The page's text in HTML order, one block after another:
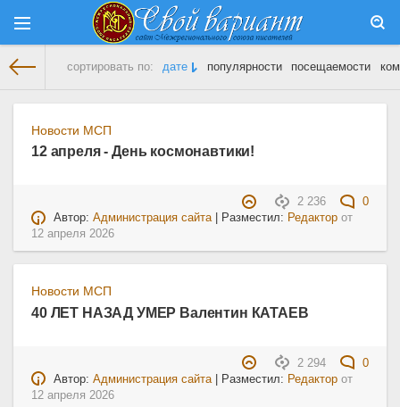
сортировать по: дате популярности посещаемости
Новости МСП
12 апреля - День космонавтики!
2 236
0
Автор:Администрация сайта| Разместил: Редактор от
12 апреля 2026
Новости МСП
40 ЛЕТ НАЗАД УМЕР Валентин КАТАЕВ
2 294
0
Автор:Администрация сайта| Разместил: Редактор от
12 апреля 2026